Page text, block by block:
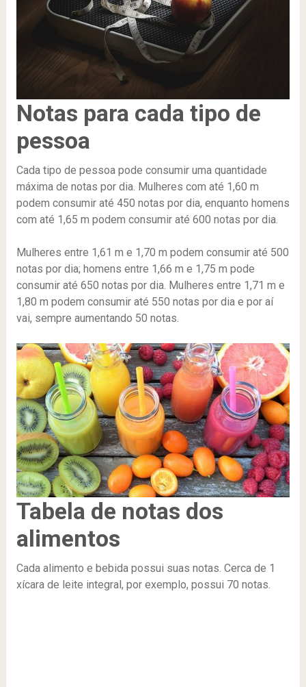
Notas para cada tipo de
pessoa
Cada tipo de pessoa pode consumir uma quantidade
máxima de notas por dia. Mulheres com até 1,60 m
podem consumir até 450 notas por dia, enquanto homens
com até 1,65 m podem consumir até 600 notas por dia.
Mulheres entre 1,61 m e 1,70 m podem consumir até 500
notas por dia; homens entre 1,66 m e 1,75 m pode
consumir até 650 notas por dia. Mulheres entre 1,71 m e
1,80 m podem consumir até 550 notas por dia e por aí
vai, sempre aumentando 50 notas.
Tabela de notas dos
alimentos
Cada alimento e bebida possui suas notas. Cerca de 1
xícara de leite integral, por exemplo, possui 70 notas.